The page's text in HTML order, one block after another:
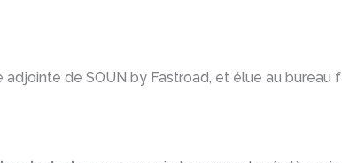
de SOUN by Fastroad, et élue au bureau